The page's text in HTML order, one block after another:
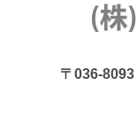
〒036-8093